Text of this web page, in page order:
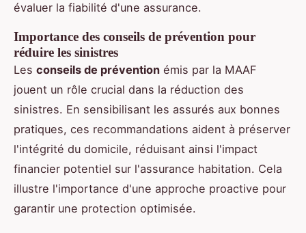
évaluer la fiabilité d'une assurance.
Importance des conseils de prévention pour
réduire les sinistres
Les conseils de prévention émis par la MAAF
jouent un rôle crucial dans la réduction des
sinistres. En sensibilisant les assurés aux bonnes
pratiques, ces recommandations aident à préserver
l'intégrité du domicile, réduisant ainsi l'impact
financier potentiel sur l'assurance habitation. Cela
illustre l'importance d'une approche proactive pour
garantir une protection optimisée.